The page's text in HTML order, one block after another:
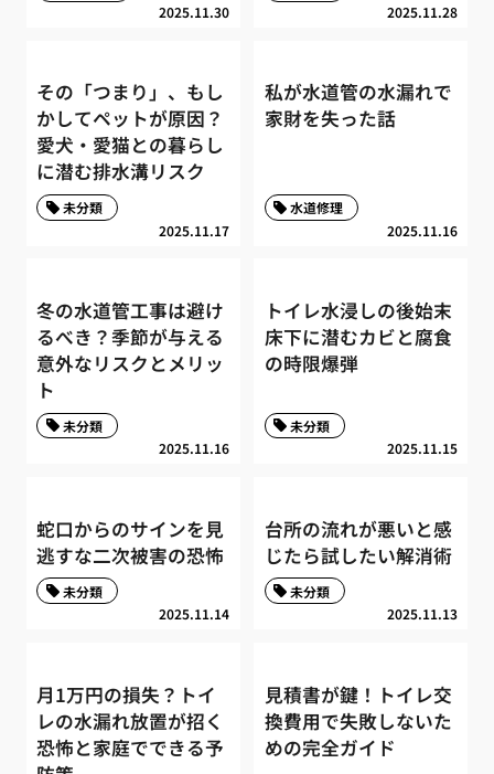
2025.11.30 2025.11.28
その「つまり」、もし
かしてペットが原因？
愛犬・愛猫との暮らし
に潜む排水溝リスク
2025.11.17
未分類
私が水道管の水漏れで
家財を失った話
2025.11.16
水道修理
冬の水道管工事は避け
るべき？季節が与える
意外なリスクとメリッ
ト
2025.11.16
未分類
トイレ水浸しの後始末
床下に潜むカビと腐食
の時限爆弾
2025.11.15
未分類
蛇口からのサインを見
逃すな二次被害の恐怖
2025.11.14
未分類
台所の流れが悪いと感
じたら試したい解消術
2025.11.13
未分類
月1万円の損失？トイ
レの水漏れ放置が招く
恐怖と家庭でできる予
見積書が鍵！トイレ交
換費用で失敗しないた
めの完全ガイド